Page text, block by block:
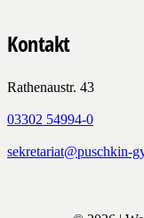
Kontakt
Rathenaustr. 43
03302 54994-0
sekretariat@puschkin-